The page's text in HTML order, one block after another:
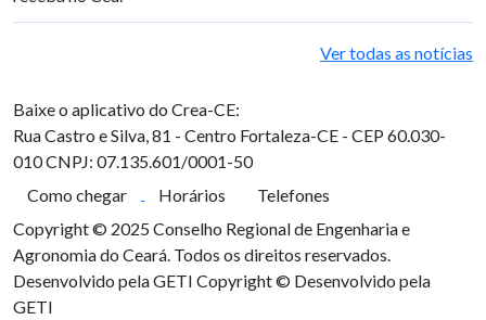
Ver todas as notícias
Baixe o aplicativo do Crea-CE:
Rua Castro e Silva, 81 - Centro Fortaleza-CE - CEP 60.030-
010CNPJ: 07.135.601/0001-50
Como chegar
Horários
Telefones
Copyright © 2025 Conselho Regional de Engenharia e
Agronomia do Ceará. Todos os direitos reservados.
Desenvolvido pela GETI Copyright © Desenvolvido pela
GETI